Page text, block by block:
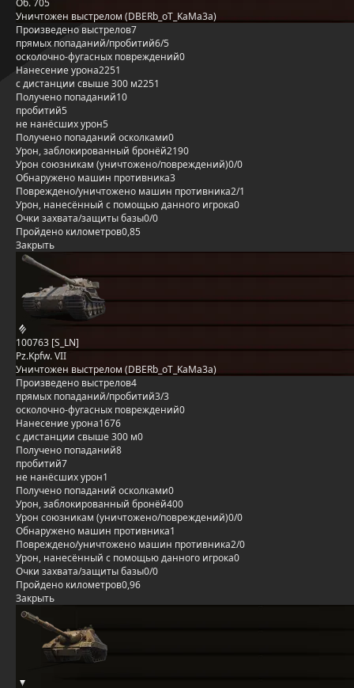
Об. 705
Уничтожен выстрелом (DBERb_oT_KaMa3a)
Произведено выстрелов7
прямых попаданий/пробитий6/5
осколочно-фугасных повреждений0
Нанесение урона2251
с дистанции свыше 300 м2251
Получено попаданий10
пробитий5
не нанёсших урон5
Получено попаданий осколками0
Урон, заблокированный бронёй2190
Урон союзникам (уничтожено/повреждений)0/0
Обнаружено машин противника3
Повреждено/уничтожено машин противника2/1
Урон, нанесённый с помощью данного игрока0
Очки захвата/защиты базы0/0
Пройдено километров0,85
Закрыть
100763 [S_LN]
Pz.Kpfw. VII
Уничтожен выстрелом (DBERb_oT_KaMa3a)
Произведено выстрелов4
прямых попаданий/пробитий3/3
осколочно-фугасных повреждений0
Нанесение урона1676
с дистанции свыше 300 м0
Получено попаданий8
пробитий7
не нанёсших урон1
Получено попаданий осколками0
Урон, заблокированный бронёй400
Урон союзникам (уничтожено/повреждений)0/0
Обнаружено машин противника1
Повреждено/уничтожено машин противника2/0
Урон, нанесённый с помощью данного игрока0
Очки захвата/защиты базы0/0
Пройдено километров0,96
Закрыть